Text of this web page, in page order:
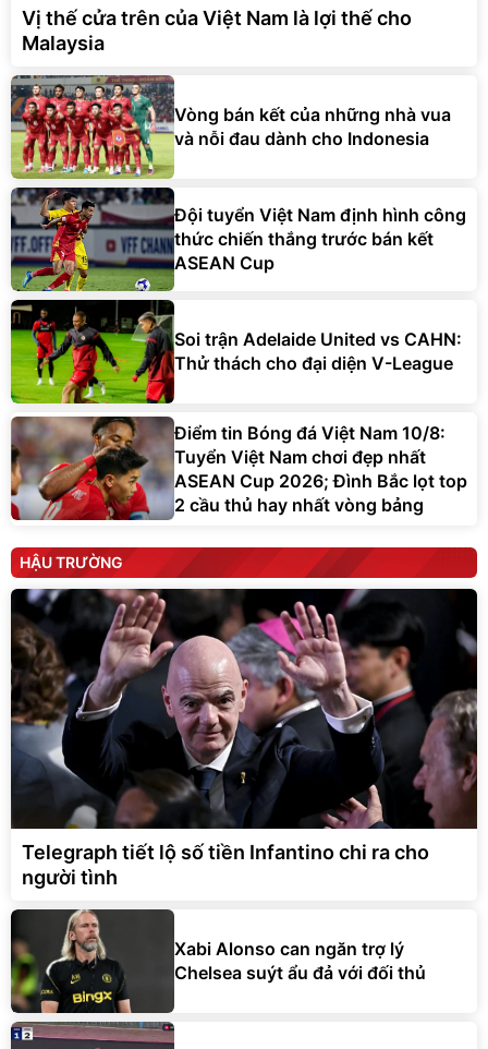
Vị thế cửa trên của Việt Nam là lợi thế cho
Malaysia
Vòng bán kết của những nhà vua
và nỗi đau dành cho Indonesia
Đội tuyển Việt Nam định hình công
thức chiến thắng trước bán kết
ASEAN Cup
Soi trận Adelaide United vs CAHN:
Thử thách cho đại diện V-League
Điểm tin Bóng đá Việt Nam 10/8:
Tuyển Việt Nam chơi đẹp nhất
ASEAN Cup 2026; Đình Bắc lọt top
2 cầu thủ hay nhất vòng bảng
HẬU TRƯỜNG
Telegraph tiết lộ số tiền Infantino chi ra cho
người tình
Xabi Alonso can ngăn trợ lý
Chelsea suýt ẩu đả với đối thủ